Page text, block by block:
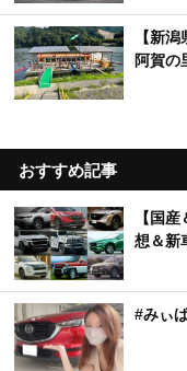
【新
阿賀の
おすすめ記事
【国
想＆新
#みぃ